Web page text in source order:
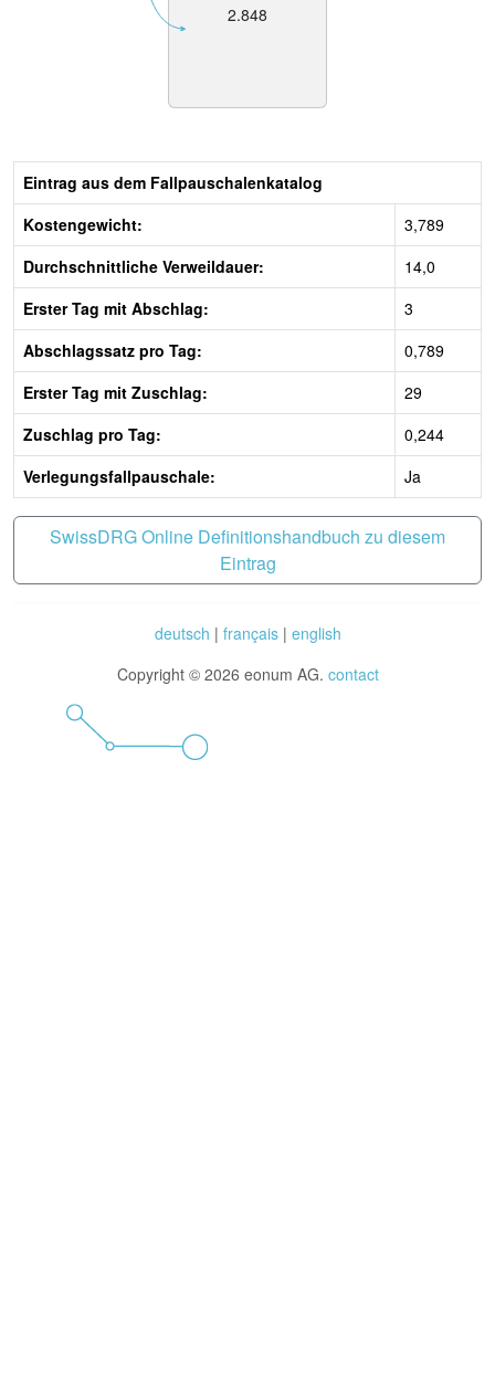
2.848
Eintrag aus dem Fallpauschalenkatalog
Kostengewicht:
3,789
Durchschnittliche Verweildauer:
14,0
Erster Tag mit Abschlag:
3
Abschlagssatz pro Tag:
0,789
Erster Tag mit Zuschlag:
29
Zuschlag pro Tag:
0,244
Verlegungsfallpauschale:
Ja
SwissDRG Online Definitionshandbuch zu diesem
Eintrag
deutsch | français| english
Copyright © 2026 eonum AG. contact